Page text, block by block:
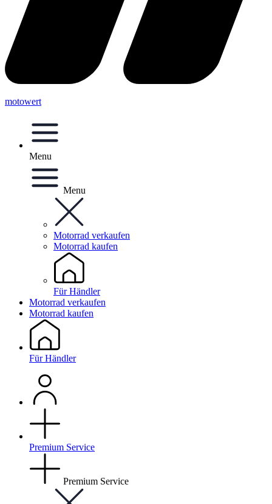
motowert
Menu
Menu
Motorrad verkaufen
Motorrad kaufen
Für Händler
Motorrad verkaufen
Motorrad kaufen
Für Händler
Premium Service
Premium Service